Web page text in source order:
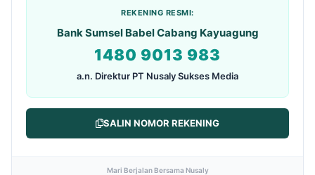
REKENING RESMI:
Bank Sumsel Babel Cabang Kayuagung
1480 9013 983
a.n. Direktur PT Nusaly Sukses Media
SALIN NOMOR REKENING
Mari Berjalan Bersama Nusaly